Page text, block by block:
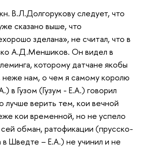
В.Л.Долгорукову следует, что
сказано выше, что
зделана», не считал, что в
А.Д.Меншиков. Он видел в
которому датчане якобы
неже нам, о чем я самому королю
в Гузом (Гузум - Е.А.) говорил
лучше верить тем, кои вечной
кои временной, но не успело
обман, ратофикации (прусско-
в Шведте – Е.А.) не учинил и не